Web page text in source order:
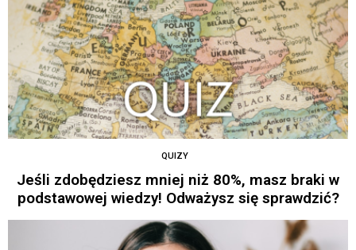
QUIZY
Jeśli zdobędziesz mniej niż 80%, masz braki w
podstawowej wiedzy! Odważysz się sprawdzić?